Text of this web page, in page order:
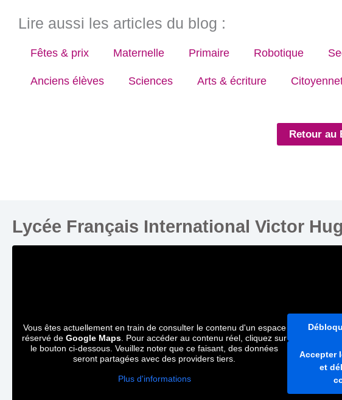
Lire aussi les articles du blog :
Fêtes & prix Maternelle Primaire Robotique
Anciens élèves Sciences Arts & écriture
Retour au
Lycée Français International Victor
Vous êtes actuellement en train de consulter le contenu d'un espace
réservé deGoogle Maps. Pour accéder au contenu réel, cliquez sur
le bouton ci-dessous. Veuillez noter que ce faisant, des données
seront partagées avec des providers tiers.
Plus d'informations
Accepter
et